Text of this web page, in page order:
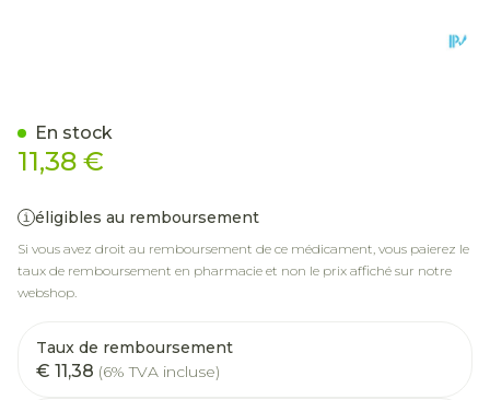
11,38 €
éligibles au remboursement
Si vous avez droit au remboursement de ce médicament, vous paierez le
taux de remboursement en pharmacie et non le prix affiché sur notre
webshop.
Taux de remboursement
€ 11,38 (6% TVA incluse)
En stock